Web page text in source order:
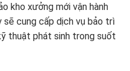
kho xưởng mới vận hành
sẽ cung cấp dịch vụ bảo trì
thuật phát sinh trong suốt